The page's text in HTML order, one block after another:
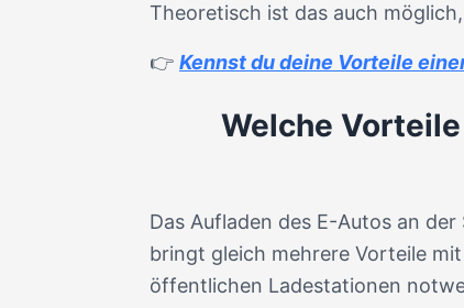
Theoretisch ist das auch
👉 Kennst du deine Vorteile
Welche
Das Aufladen des E-Autos an
bringt gleich mehrere Vorteile
öffentlichen Ladestationen